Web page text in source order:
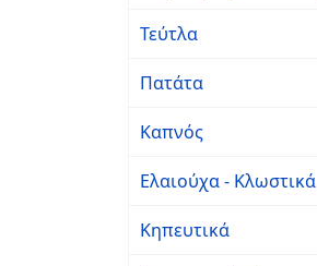
Τεύτλα
Πατάτα
Καπνός
Ελαιούχα - Κλωστικά
Κηπευτικά